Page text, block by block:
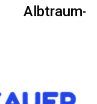
Albtraum-